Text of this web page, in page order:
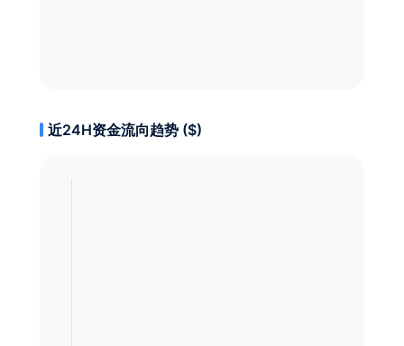
近24H资金流向趋势 ($)